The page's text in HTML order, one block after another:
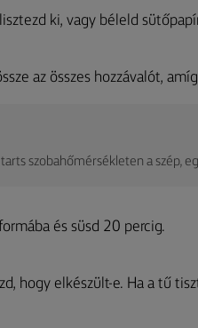
ki, vagy béleld
az összes hozzávalót,
szobahőmérsékleten a szép,
és süsd 20 percig.
hogy elkészült-e. Ha a tű